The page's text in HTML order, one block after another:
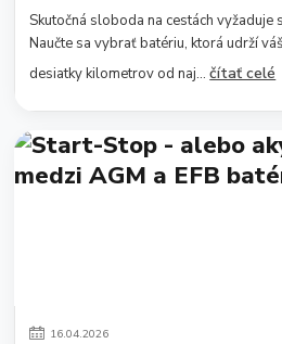
Skutočná sloboda na cestách
Naučte sa vybrať batériu, ktorá udrží
desiatky kilometrov od naj...čítať celé
16.04.2026